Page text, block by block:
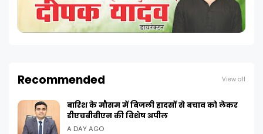
Recommended View all
बारिश के मौसम में बिजली हादसों से बचाव को लेकर
डीएचबीवीएन की विशेष अपील
A DAY AGO